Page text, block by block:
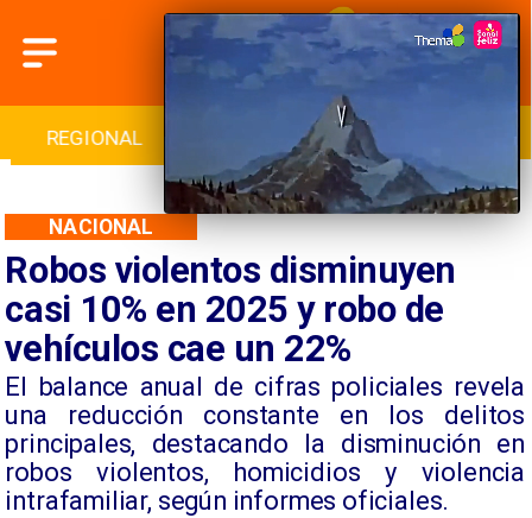
REGIONAL INTERNACIONAL
Robos violentos disminuyen
casi 10% en 2025 y robo de
vehículos cae un 22%
El balance anual de cifras policiales revela
una reducción constante en los delitos
principales, destacando la disminución en
robos violentos, homicidios y violencia
intrafamiliar, según informes oficiales.
NACIONAL